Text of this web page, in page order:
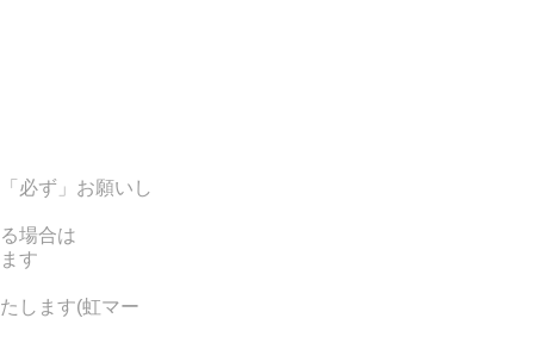
必ず」お願いし
場合は
す
します(虹マー